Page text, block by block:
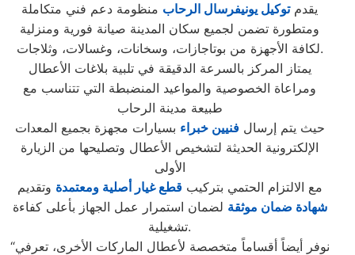
يقدمتوكيل يونيفرسال الرحاب منظومة دعم فني متكاملة
ومتطورة تضمن لجميع سكان المدينة صيانة فورية ومنزلية
لكافة الأجهزة من بوتاجازات، وسخانات، وغسالات، وثلاجات.
يمتاز المركز بالسرعة الدقيقة في تلبية بلاغات الأعطال
ومراعاة الخصوصية والمواعيد المنضبطة التي تتناسب مع
طبيعة مدينة الرحاب
حيث يتم إرسالفنيين خبراء بسيارات مجهزة بجميع المعدات
الإلكترونية الحديثة لتشخيص الأعطال وتصليحها من الزيارة
الأولى
مع الالتزام الحتمي بتركيبقطع غيار أصلية ومعتمدة وتقديم
شهادة ضمان موثقة لضمان استمرار عمل الجهاز بأعلى كفاءة
تشغيلية.
“نوفر أيضاً أقساماً متخصصة لأعطال الماركات الأخرى، تعرفي